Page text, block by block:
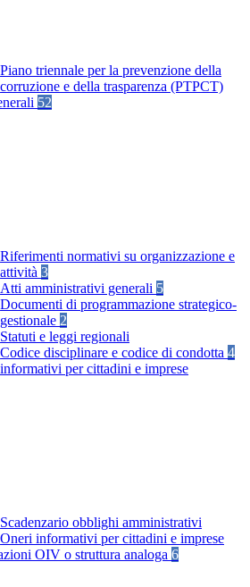
Piano triennale per la prevenzione della
corruzione e della trasparenza (PTPCT)
52
Riferimenti normativi su organizzazione e
attività 3
Atti amministrativi generali 5
Documenti di programmazione strategico-
gestionale 2
Statuti e leggi regionali
Codice disciplinare e codice di condotta 4
per cittadini e imprese
Scadenzario obblighi amministrativi
Oneri informativi per cittadini e imprese
OIV o struttura analoga 6